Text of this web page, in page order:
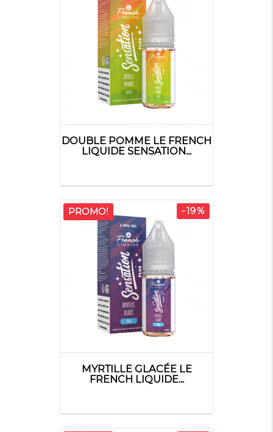
DOUBLE POMME LE FRENCH
LIQUIDE SENSATION...
PROMO! -19%
MYRTILLE GLACÉE LE
FRENCH LIQUIDE...